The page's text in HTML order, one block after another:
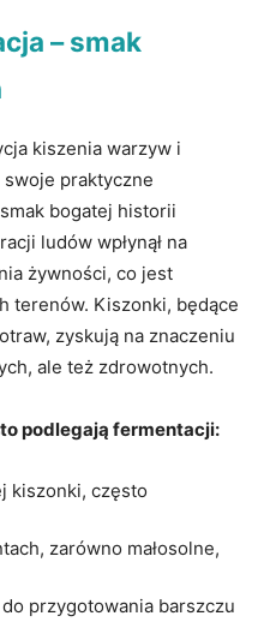
– smak
kiszenia warzyw i
praktyczne
bogatej historii
ludów wpłynął na
żywności, co jest
terenów. Kiszonki, będące
zyskują na znaczeniu
ale też zdrowotnych.
podlegają fermentacji:
kiszonki, ⁤często
zarówno⁤ małosolne,
przygotowania ⁢barszczu